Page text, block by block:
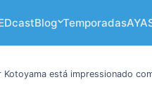
Blog TemporadasAYA
está impressionado